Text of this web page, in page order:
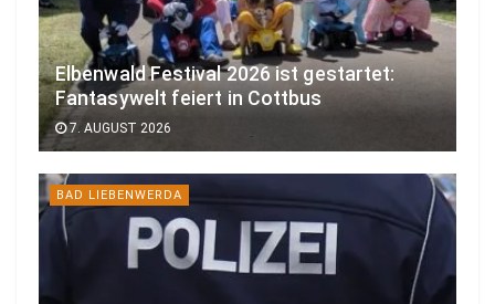
Elbenwald Festival 2026 ist gestartet:
Fantasywelt feiert in Cottbus
7. AUGUST 2026
BAD LIEBENWERDA